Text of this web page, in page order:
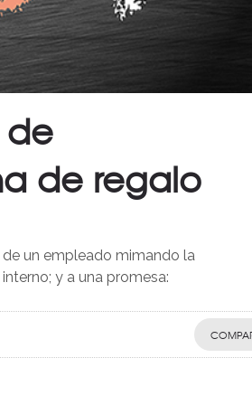
de
de regalo
de un empleado mimando la
y a una promesa: